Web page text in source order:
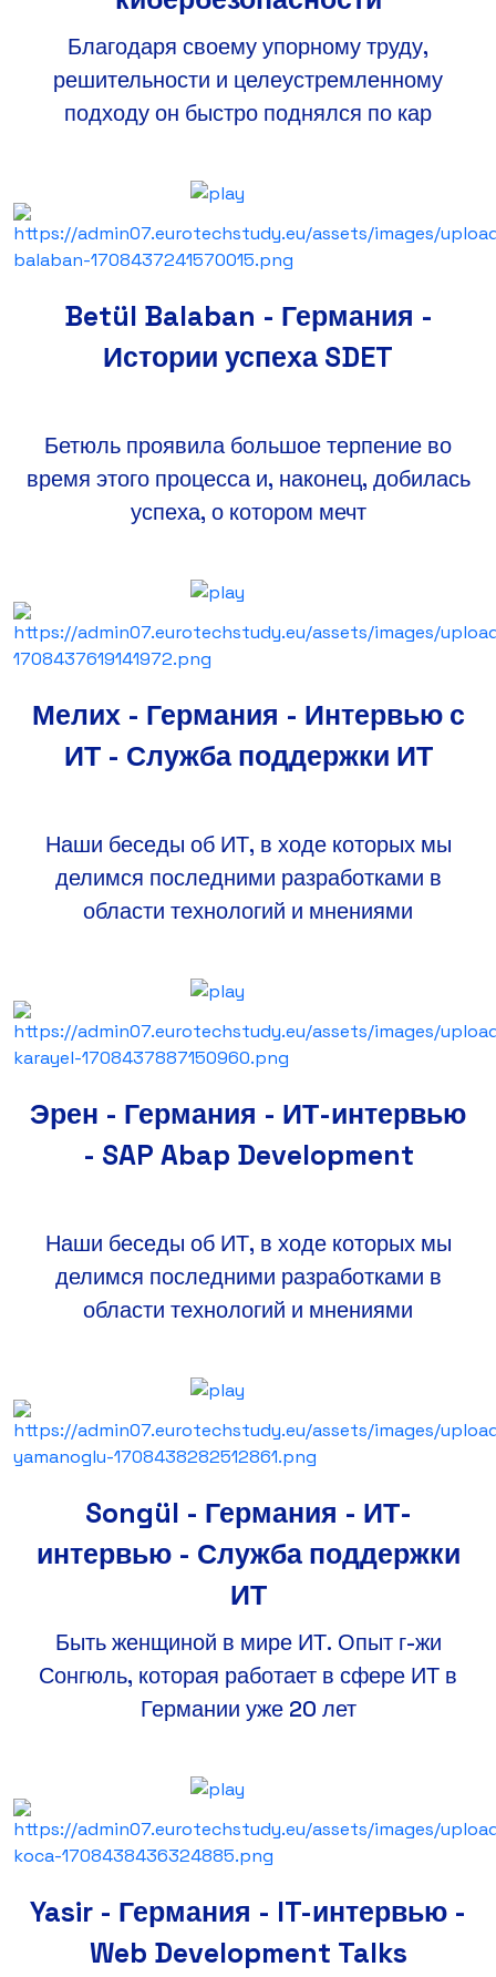
Благодаря своему упорному труду,
решительности и целеустремленному
подходу он быстро поднялся по кар
Betül Balaban - Германия -
Истории успеха SDET
Бетюль проявила большое терпение во
время этого процесса и, наконец, добилась
успеха, о котором мечт
Мелих - Германия - Интервью с
ИТ - Служба поддержки ИТ
Наши беседы об ИТ, в ходе которых мы
делимся последними разработками в
области технологий и мнениями
Эрен - Германия - ИТ-интервью
- SAP Abap Development
Наши беседы об ИТ, в ходе которых мы
делимся последними разработками в
области технологий и мнениями
Songül - Германия - ИТ-
интервью - Служба поддержки
ИТ
Быть женщиной в мире ИТ. Опыт г-жи
Сонгюль, которая работает в сфере ИТ в
Германии уже 20 лет
Yasir - Германия - IT-интервью -
Web Development Talks